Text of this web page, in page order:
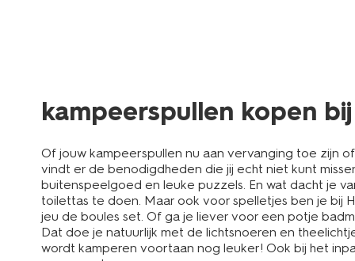
kampeerspullen kopen
Of jouw kampeerspullen nu aan vervanging toe zijn
vindt er de benodigdheden die jij echt niet kunt
buitenspeelgoed en leuke puzzels. En wat dacht je
toilettas te doen. Maar ook voor spelletjes ben je bij
jeu de boules set. Of ga je liever voor een potje
Dat doe je natuurlijk met de lichtsnoeren en
wordt kamperen voortaan nog leuker! Ook bij het